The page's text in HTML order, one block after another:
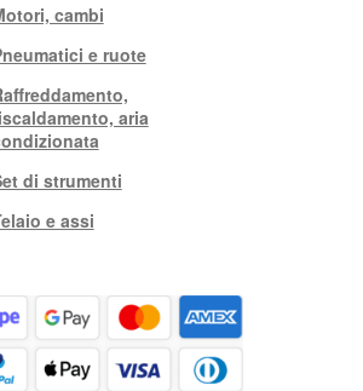
cambi
e ruote
aria
di strumenti
e assi